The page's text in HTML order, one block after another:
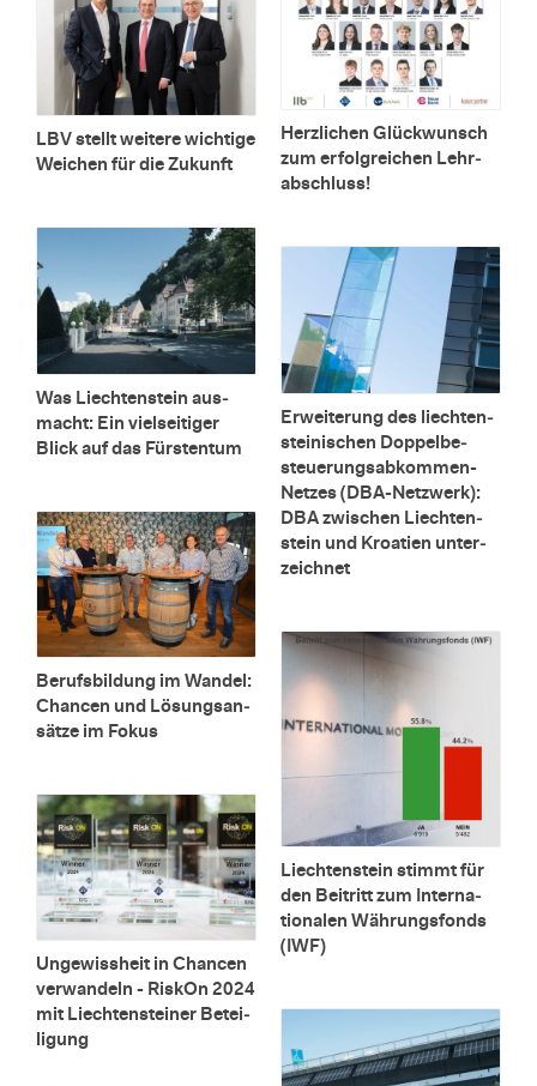
Herz­li­chen Glück­wunsch
zum er­folg­rei­chen Lehr­
ab­schluss!
LBV stellt wei­te­re wich­ti­ge
Wei­chen für die Zu­kunft
Was Liech­ten­stein aus­
macht: Ein viel­sei­ti­ger
Blick auf das Fürs­ten­tum
Er­wei­te­rung des liech­ten­
stei­ni­schen Dop­pel­be­
steue­rungs­ab­kom­men-
Net­zes (DBA-Netz­werk):
DBA zwi­schen Liech­ten­
stein und Kroa­ti­en un­ter­
zeich­net
Be­rufs­bil­dung im Wan­del:
Chan­cen und Lö­sungs­an­
sät­ze im Fokus
Liech­ten­stein stimmt für
den Bei­tritt zum In­ter­na­
tio­na­len Wäh­rungs­fonds
(IWF)
Un­ge­wiss­heit in Chan­cen
ver­wan­deln - Ris­kOn 2024
mit Liech­ten­stei­ner Be­tei­
li­gung